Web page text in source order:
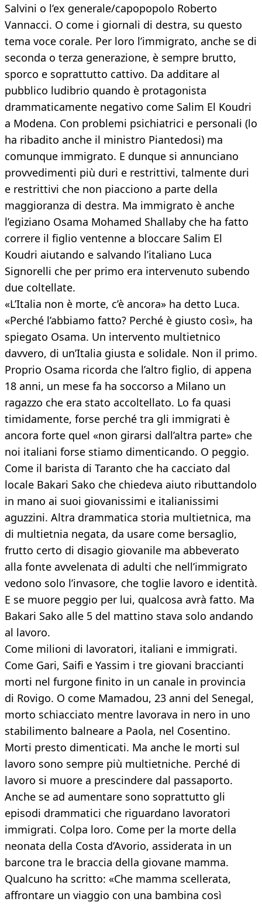
Salvini o l’ex generale/capopopolo Roberto
Vannacci. O come i giornali di destra, su questo
tema voce corale. Per loro l’immigrato, anche se di
seconda o terza generazione, è sempre brutto,
sporco e soprattutto cattivo. Da additare al
pubblico ludibrio quando è protagonista
drammaticamente negativo come Salim El Koudri
a Modena. Con problemi psichiatrici e personali (lo
ha ribadito anche il ministro Piantedosi) ma
comunque immigrato. E dunque si annunciano
provvedimenti più duri e restrittivi, talmente duri
e restrittivi che non piacciono a parte della
maggioranza di destra. Ma immigrato è anche
l’egiziano Osama Mohamed Shallaby che ha fatto
correre il figlio ventenne a bloccare Salim El
Koudri aiutando e salvando l’italiano Luca
Signorelli che per primo era intervenuto subendo
due coltellate.
«L’Italia non è morte, c’è ancora» ha detto Luca.
«Perché l’abbiamo fatto? Perché è giusto così», ha
spiegato Osama. Un intervento multietnico
davvero, di un’Italia giusta e solidale. Non il primo.
Proprio Osama ricorda che l’altro figlio, di appena
18 anni, un mese fa ha soccorso a Milano un
ragazzo che era stato accoltellato. Lo fa quasi
timidamente, forse perché tra gli immigrati è
ancora forte quel «non girarsi dall’altra parte» che
noi italiani forse stiamo dimenticando. O peggio.
Come il barista di Taranto che ha cacciato dal
locale Bakari Sako che chiedeva aiuto ributtandolo
in mano ai suoi giovanissimi e italianissimi
aguzzini. Altra drammatica storia multietnica, ma
di multietnia negata, da usare come bersaglio,
frutto certo di disagio giovanile ma abbeverato
alla fonte avvelenata di adulti che nell’immigrato
vedono solo l’invasore, che toglie lavoro e identità.
E se muore peggio per lui, qualcosa avrà fatto. Ma
Bakari Sako alle 5 del mattino stava solo andando
al lavoro.
Come milioni di lavoratori, italiani e immigrati.
Come Gari, Saifi e Yassim i tre giovani braccianti
morti nel furgone finito in un canale in provincia
di Rovigo. O come Mamadou, 23 anni del Senegal,
morto schiacciato mentre lavorava in nero in uno
stabilimento balneare a Paola, nel Cosentino.
Morti presto dimenticati. Ma anche le morti sul
lavoro sono sempre più multietniche. Perché di
lavoro si muore a prescindere dal passaporto.
Anche se ad aumentare sono soprattutto gli
episodi drammatici che riguardano lavoratori
immigrati. Colpa loro. Come per la morte della
neonata della Costa d’Avorio, assiderata in un
barcone tra le braccia della giovane mamma.
Qualcuno ha scritto: «Che mamma scellerata,
affrontare un viaggio con una bambina così